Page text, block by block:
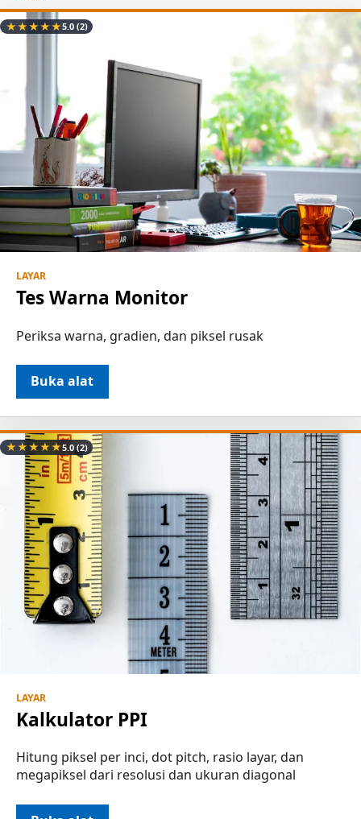
★★★★★5.0(2)
LAYAR
Tes Warna Monitor
Periksa warna, gradien, dan piksel rusak
Buka alat
★★★★★5.0(2)
LAYAR
Kalkulator PPI
Hitung piksel per inci, dot pitch, rasio layar, dan
megapiksel dari resolusi dan ukuran diagonal